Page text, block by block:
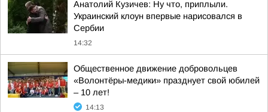
Анатолий Кузичев: Ну что, приплыли.
Украинский клоун впервые нарисовался в
Сербии
14:32
Общественное движение добровольцев
«Волонтёры-медики» празднует свой юбилей
– 10 лет!
14:13